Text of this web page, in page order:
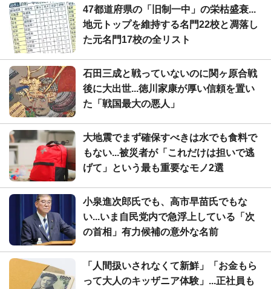
47都道府県の「旧制一中」の栄枯盛衰...
地元トップを維持する名門22校と凋落し
た元名門17校の全リスト
石田三成と戦っていないのに関ヶ原合戦
後に大出世...徳川家康が厚い信頼を置い
た「戦国最大の悪人」
大地震でまず確保すべきは水でも食料で
もない...被災者が「これだけは担いで逃
げて」という最も重要なモノ2選
小泉進次郎氏でも、高市早苗氏でもな
い...いま自民党内で急浮上している「次
の首相」有力候補の意外な名前
「人間扱いされなくて新鮮」「お金もら
って大人のキッザニア体験」...正社員も